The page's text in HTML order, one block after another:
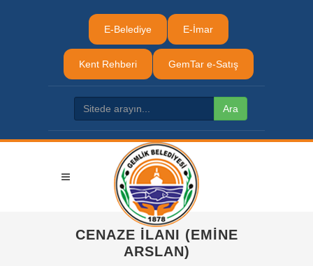
E-Belediye E-İmar
Kent Rehberi GemTar e-Satış
CENAZE İLANI (EMİNE
ARSLAN)